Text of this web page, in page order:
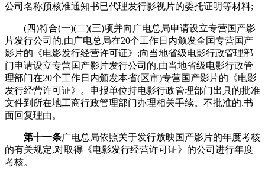
公司名称预核准通知书已代理发行影视片的委托证明等材料;
(四)符合(一)(二)(三)项并向广电总局申请设立专营国产影
片发行公司的,由广电总局在20个工作日内颁发全国专营国产
影片的《电影发行经营许可证》;向当地省级电影行政管理部
门申请设立专营国产影片发行公司的,由当地省级电影行政管
理部门在20个工作日内颁发本省(区市)专营国产影片的《电影
发行经营许可证》。申报单位持电影行政管理部门出具的批准
文件到所在地工商行政管理部门办理相关手续。不批准的,书
面回复理由。
第十一条广电总局依照关于发行放映国产影片的年度考核
的有关规定,对取得《电影发行经营许可证》的公司进行年度
考核。